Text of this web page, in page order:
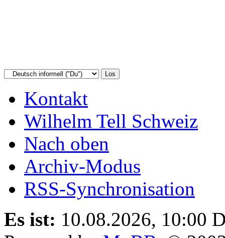
Kontakt
Wilhelm Tell Schweiz
Nach oben
Archiv-Modus
RSS-Synchronisation
Es ist: 10.08.2026, 10:00